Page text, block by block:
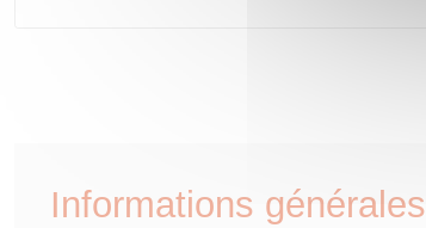
Informations générales